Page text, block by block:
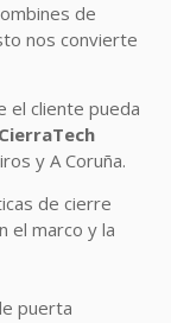
de
nos convierte
el cliente pueda
CierraTech
y A Coruña.
de cierre
el marco y la
puerta